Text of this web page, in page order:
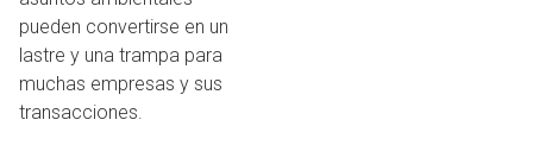
pueden convertirse en un
lastre y una trampa para
muchas empresas y sus
transacciones.